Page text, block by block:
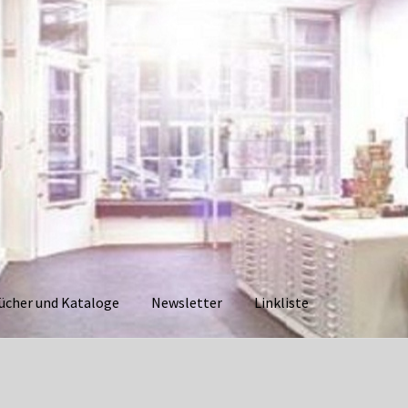
und Kataloge Newsletter Linkliste